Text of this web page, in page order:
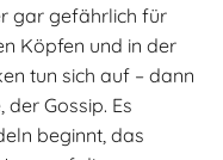
gar gefährlich für
Köpfen und in der
tun sich auf – dann
Gossip. Es
beginnt, das